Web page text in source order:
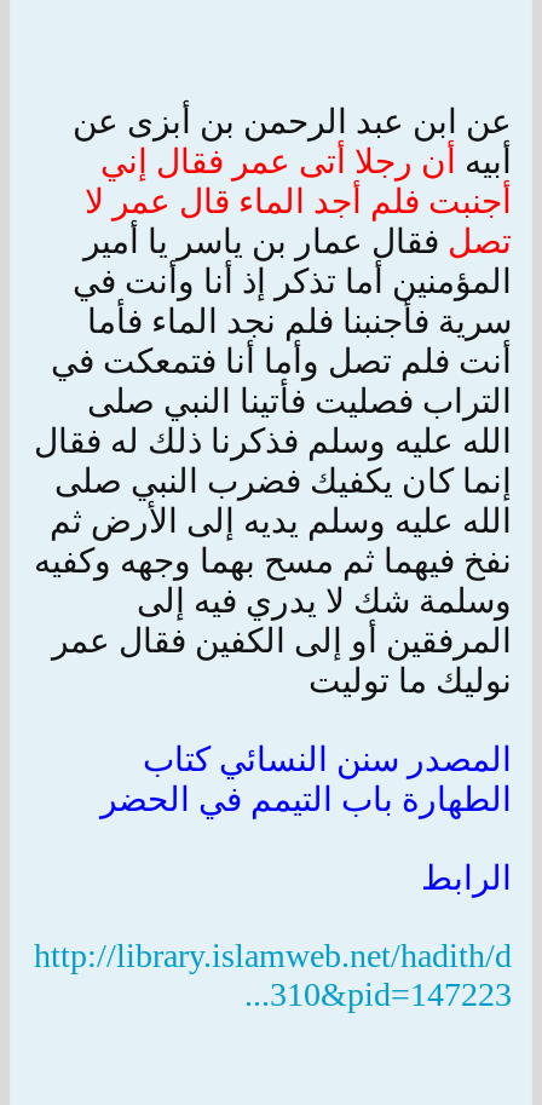
عن ابن عبد الرحمن بن أبزى عن
أبيه أن رجلا أتى عمر فقال إني
أجنبت فلم أجد الماء قال عمر لا
تصل فقال عمار بن ياسر يا أمير
المؤمنين أما تذكر إذ أنا وأنت في
سرية فأجنبنا فلم نجد الماء فأما
أنت فلم تصل وأما أنا فتمعكت في
التراب فصليت فأتينا النبي صلى
الله عليه وسلم فذكرنا ذلك له فقال
إنما كان يكفيك فضرب النبي صلى
الله عليه وسلم يديه إلى الأرض ثم
نفخ فيهما ثم مسح بهما وجهه وكفيه
وسلمة شك لا يدري فيه إلى
المرفقين أو إلى الكفين فقال عمر
نوليك ما توليت
المصدر سنن النسائي كتاب
الطهارة باب التيمم في الحضر
الرابط
http://library.islamweb.net/hadith/d
...310&pid=147223